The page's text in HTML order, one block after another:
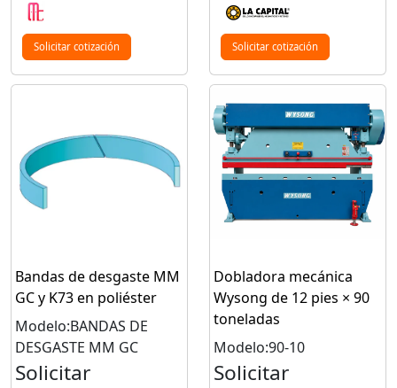
Solicitar cotización Solicitar cotización
Bandas de desgaste MM
GC y K73 en poliéster
Modelo:BANDAS DE
DESGASTE MM GC
Solicitar
Dobladora mecánica
Wysong de 12 pies × 90
toneladas
Modelo:90-10
Solicitar